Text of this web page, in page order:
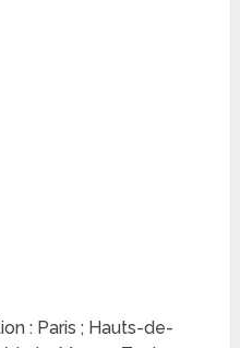
: Paris ; Hauts-de-